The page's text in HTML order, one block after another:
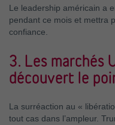
Le leadership américain a
pendant ce mois et mettra
confiance.
3. Les marchés
découvert le
La surréaction au «
tout cas dans l’ampleur.